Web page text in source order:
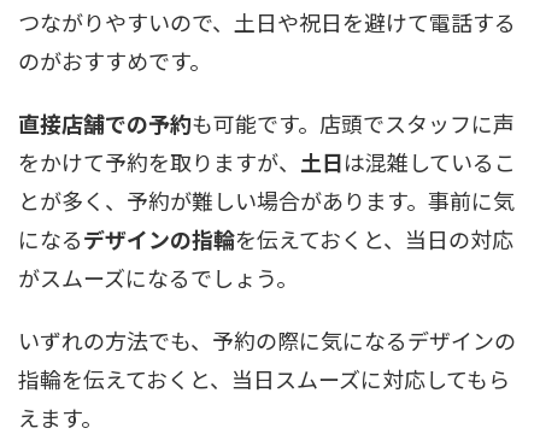
つながりやすいので、土日や祝日を避けて電話する
のがおすすめです。
直接店舗での予約も可能です。店頭でスタッフに声
をかけて予約を取りますが、 土日は混雑しているこ
とが多く、予約が難しい場合があります。事前に気
になるデザインの指輪を伝えておくと、当日の対応
がスムーズになるでしょう。
いずれの方法でも、予約の際に気になるデザインの
指輪を伝えておくと、当日スムーズに対応してもら
えます。